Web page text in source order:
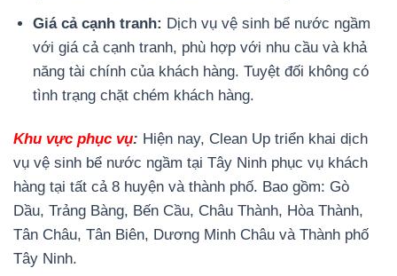
Giá cả cạnh tranh: Dịch vụ vệ sinh bể nước ngầm
với giá cả cạnh tranh, phù hợp với nhu cầu và khả
năng tài chính của khách hàng. Tuyệt đối không có
tình trạng chặt chém khách hàng.
Khu vực phục vụ: Hiện nay, Clean Up triển khai dịch
vụ vệ sinh bể nước ngầm tại Tây Ninh phục vụ khách
hàng tại tất cả 8 huyện và thành phố. Bao gồm: Gò
Dầu, Trảng Bàng, Bến Cầu, Châu Thành, Hòa Thành,
Tân Châu, Tân Biên, Dương Minh Châu và Thành phố
Tây Ninh.